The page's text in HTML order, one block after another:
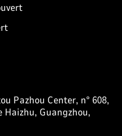
Pazhou Center, n° 608,
Guangzhou,